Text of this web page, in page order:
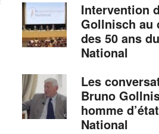
Intervention
Gollnisch au
des 50 ans
National
Les
Bruno
homme
National